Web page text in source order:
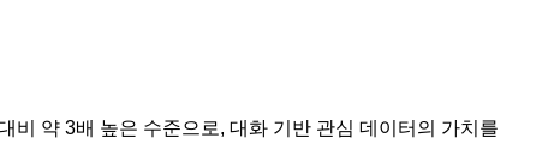
비 약 3배 높은 수준으로, 대화 기반 관심 데이터의 가치를